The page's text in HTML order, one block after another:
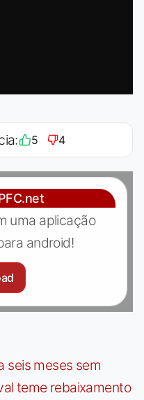
5 4
uma aplicação
android!
seis meses sem
teme rebaixamento